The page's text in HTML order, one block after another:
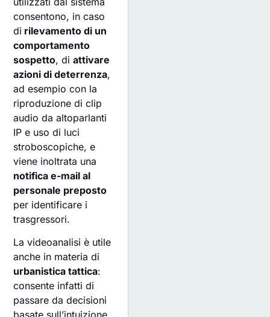
consentono, in caso
di rilevamento di un
comportamento
sospetto, diattivare
azioni di deterrenza,
ad esempio con la
riproduzione di clip
audio da altoparlanti
IP e uso di luci
stroboscopiche, e
viene inoltrata una
notifica e-mail al
personale preposto
per identificare i
trasgressori.
La videoanalisi è utile
anche in materia di
urbanistica tattica:
consente infatti di
passare da decisioni
basate sull’intuizione